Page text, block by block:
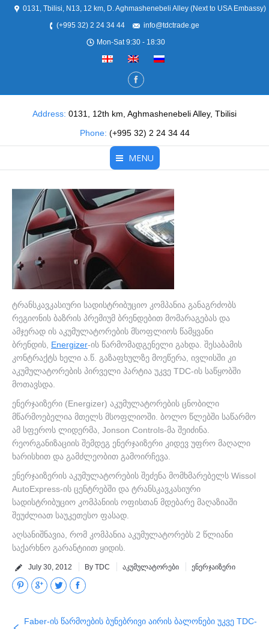
0131, Tbilisi, N13, 12 km, D. Aghmashenebeli Alley (Next to USA Embassy)
(+995 32) 2 24 34 44
info@tdctrade.ge
Mon-Sat 9:30 - 18:30
Address: 0131, 12th km, Aghmashenebeli Alley, Tbilisi
Phone: (+995 32) 2 24 34 44
MENU
მთავარი
ჩვენ შესახებ
პროდუქცია
სერვისები
პარტნიორები
კორპ. კლიენტებისთვის
ჩვენი ბრენდები
კონტაქტი
ტრანსკავკასიური სადისტრიბუციო კომპანია განაგრძობს
რეგიონის ბაზრის პრემიუმ ბრენდებით მომარაგებას და
ამჯერად ის აკუმულატორების მსოფლიოს წამყვანი
ბრენდის, Energizer-ის წარმომადგენელი გახდა. შესაბამის
კონტრაქტს ხელი ა.წ. გაზაფხულზე მოეწერა, ივლისში კი
აკუმულატორების პირველი პარტია უკვე TDC-ის საწყობში
მოთავსდა.
ენერჯაიზერი (Energizer) აკუმულატორების ცნობილი
მწარმოებელია მთელს მსოფლიოში. ბოლო წლებში საწარმო
ამ სფეროს ლიდერმა, Jonson Controls-მა შეიძინა.
რეორგანიზაციის შემდეგ ენერჯაიზერი კიდევ უფრო მაღალი
ხარისხით და გამძლეობით გამოირჩევა.
ენერჯაიზერის აკუმულატორების შეძენა მომხმარებელს Wissol
AutoExpress-ის ცენტრებში და ტრანსკავკასიური
სადისტრიბუციო კომპანიის ოფისთან მდებარე მაღაზიაში
შეუძლიათ საუკეთესო ფასად.
აღსანიშნავია, რომ კომპანია აკუმულატორებს 2 წლიანი
საქარხნო გარანტიით ყიდის.
July 30, 2012 By TDC აკუმულატორები ენერჯაიზერი
Facebook
Twitter
Google+
Pinterest
Faber-ის წარმოების ბუნებრივი აირის ბალონები უკვე TDC-